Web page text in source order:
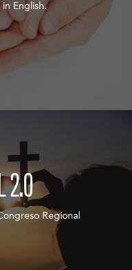
English.
2.0
Regional